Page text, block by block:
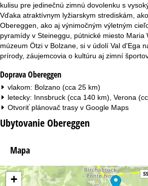
kulisu pre jedinečnú zimnú dovolenku s
Vďaka atraktívnym lyžiarskym strediskám,
Obereggen, ako aj výnimočným výletným
pyramídy v Steineggu, pútnické miesto Maria
múzeum Ötzi v Bolzane, si v údolí Val d'Ega
prírody, záujemcovia o kultúru aj zimní
Doprava Obereggen
vlakom: Bolzano (cca 25 km)
letecky: Innsbruck (cca 140 km), Verona
Otvoriť plánovač trasy v Google Maps
Ubytovanie Obereggen
Mapa
+